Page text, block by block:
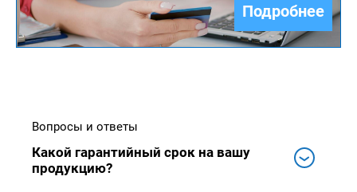
Подробнее
Вопросы и ответы
Какой гарантийный срок на вашу
продукцию?